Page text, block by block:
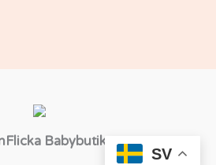
Babybutik
SV